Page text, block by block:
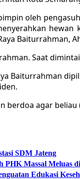
oleh
Baiturrahman,
Saat
Baiturrahman
berdoa agar beliau
SDM Jateng
Massal Meluas
Edukasi